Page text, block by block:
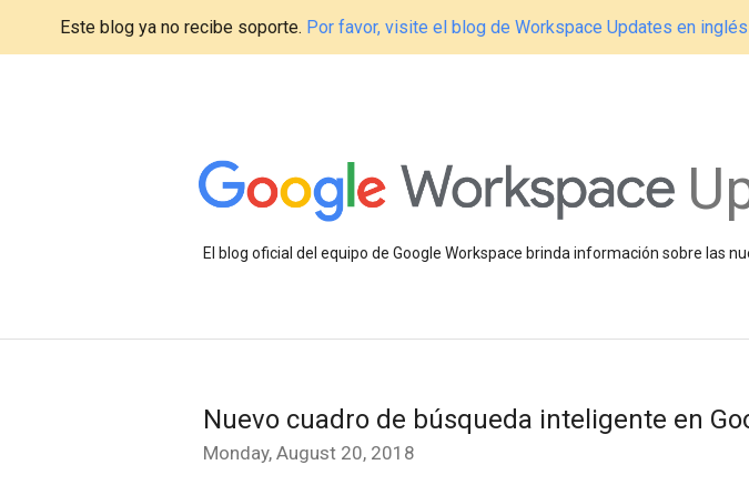
Este blog ya no recibe soporte. Por favor, visite el blog de Workspace Updates en inglés
El blog oficial del equipo de Google Workspace brinda información sobre las
Nuevo cuadro de búsqueda inteligente en
Monday, August 20, 2018